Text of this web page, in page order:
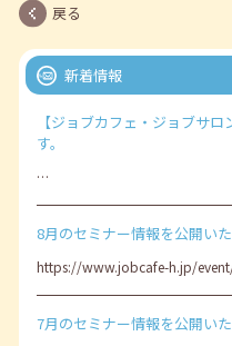
戻る
新着情報
【ジョブカフェ・ジョブサ
す。
…
8月のセミナー情報を公開いた
https://www.jobcafe-h.jp/
7月のセミナー情報を公開いた